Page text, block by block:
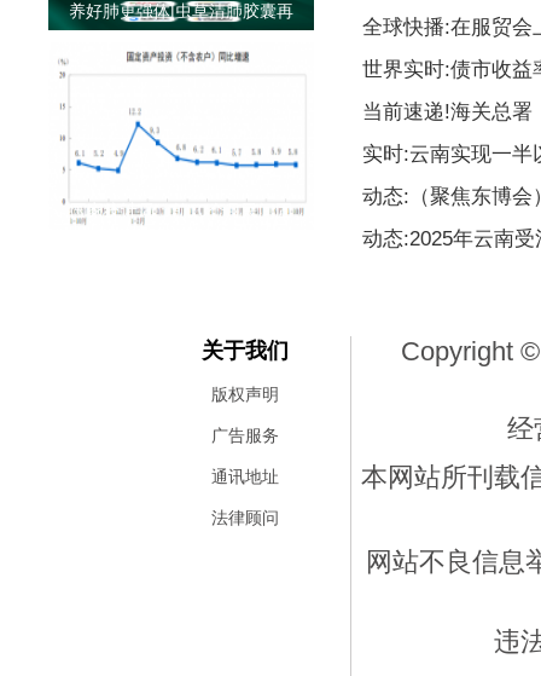
养好肺更强体|虫草清肺胶囊再
国家统计局：前10个月民间固
全球快播:在服贸会
世界实时:债市收益
当前速递!海关总署
实时:云南实现一半
动态:（聚焦东博会
动态:2025年云南
关于我们
版权声明
广告服务
通讯地址
法律顾问
Copyright
经
本网站所刊载
网站不良信息
违